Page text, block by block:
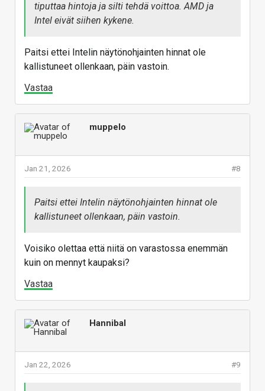
tiputtaa hintoja ja silti tehdä voittoa. AMD ja
Intel eivät siihen kykene.
Paitsi ettei Intelin näytönohjainten hinnat ole
kallistuneet ollenkaan, päin vastoin.
Vastaa
muppelo
#8
Jan 21, 2026
Paitsi ettei Intelin näytönohjainten hinnat ole
kallistuneet ollenkaan, päin vastoin.
Voisiko olettaa että niitä on varastossa enemmän
kuin on mennyt kaupaksi?
Vastaa
Hannibal
#9
Jan 22, 2026